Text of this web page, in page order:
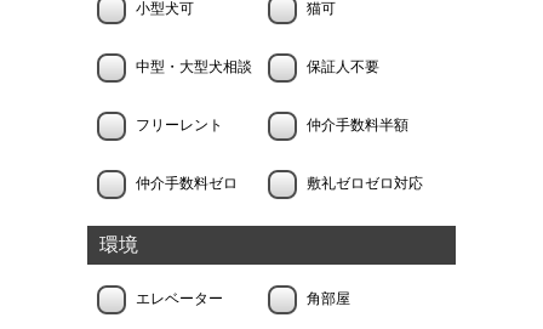
小型犬可 猫可
中型・大型犬相談 保証人不要
フリーレント 仲介手数料半額
仲介手数料ゼロ 敷礼ゼロゼロ対応
環境
エレベーター 角部屋